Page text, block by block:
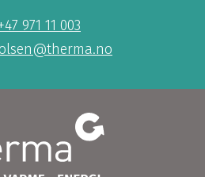
971 11 003